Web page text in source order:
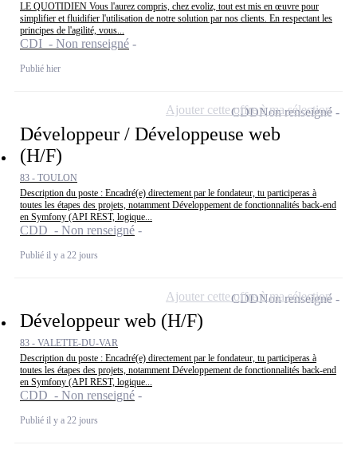
LE QUOTIDIEN Vous l'aurez compris, chez evoliz, tout est mis en œuvre pour
simplifier et fluidifier l'utilisation de notre solution par nos clients. En respectant les
principes de l'agilité, vous...
CDI - Non renseigné
Publié hier
Développeur / Développeuse web
(H/F)
83 - TOULON
Description du poste : Encadré(e) directement par le fondateur, tu participeras à
toutes les étapes des projets, notamment Développement de fonctionnalités back-end
en Symfony (API REST, logique...
CDD - Non renseigné
Publié il y a 22 jours
CDDNon renseigné
Ajouter cette offre à ma sélection
Développeur web (H/F)
83 - VALETTE-DU-VAR
Description du poste : Encadré(e) directement par le fondateur, tu participeras à
toutes les étapes des projets, notamment Développement de fonctionnalités back-end
en Symfony (API REST, logique...
CDD - Non renseigné
Publié il y a 22 jours
CDDNon renseigné
Ajouter cette offre à ma sélection